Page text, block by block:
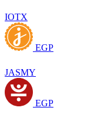
IOTX
EGP
JASMY
EGP